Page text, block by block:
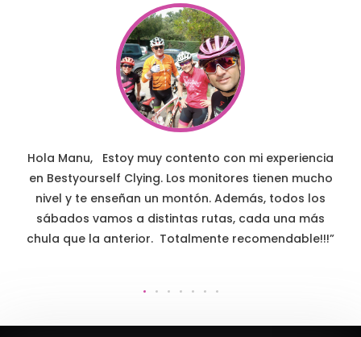
experiencia
tienen mucho
todos los
una más
“Sobre la actividad, lo que tengo que
buen ambiente el que hay en el grupo, y
posible que a la gente no le cueste
actividad. Hala, ahí te lo dejo